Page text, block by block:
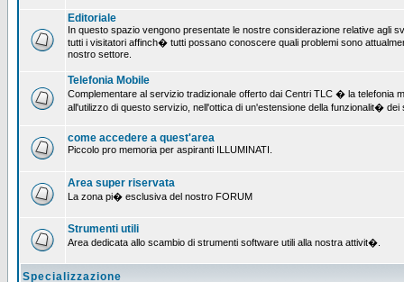
Editoriale
In questo spazio vengono presentate le nostre considerazione relative agli
tutti i visitatori affinch� tutti possano conoscere quali problemi sono
nostro settore.
Telefonia Mobile
Complementare al servizio tradizionale offerto dai Centri TLC � la telefonia
all'utilizzo di questo servizio, nell'ottica di un'estensione della funzionalit�
come accedere a quest'area
Piccolo pro memoria per aspiranti ILLUMINATI.
Area super riservata
La zona pi� esclusiva del nostro FORUM
Strumenti utili
Area dedicata allo scambio di strumenti software utili alla nostra attivit�.
Specializzazione